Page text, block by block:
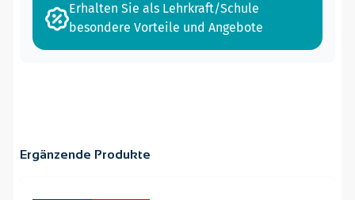
Erhalten Sie als Lehrkraft/Schule
besondere Vorteile und Angebote
Ergänzende Produkte